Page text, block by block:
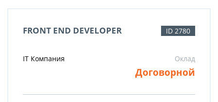
FRONT END DEVELOPER ID 2780
IT Компания Оклад
Договорной